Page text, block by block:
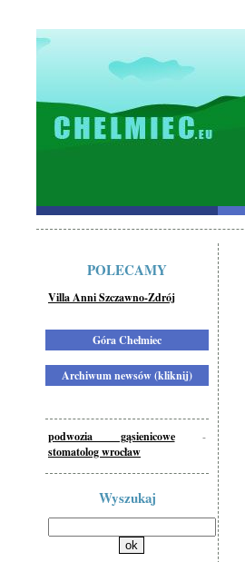
POLECAMY
Villa Anni Szczawno-Zdrój
Góra Chełmiec
Archiwum newsów (kliknij)
podwozia gąsienicowe-
stomatolog wrocław
Wyszukaj